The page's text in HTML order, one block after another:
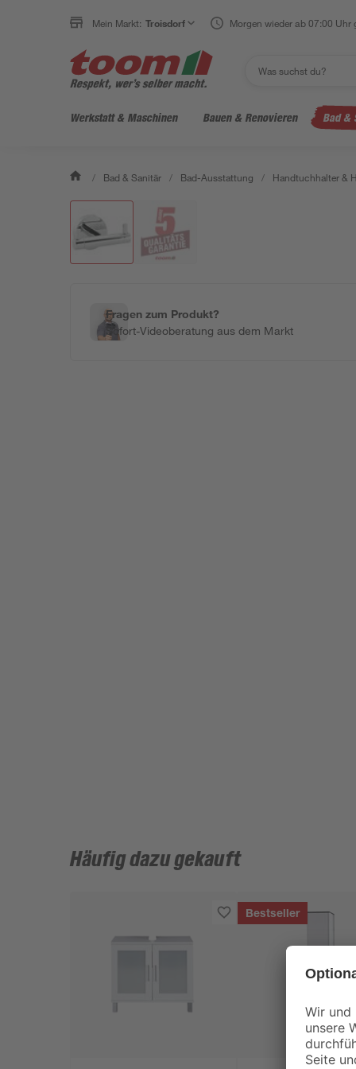
Mein Markt: Troisdorf Morgen wieder ab 07:00 Uhr
Werkstatt & Maschinen Bauen & Renovieren Bad &
/ Bad & Sanitär / Bad-Ausstattung / Handtuchhalter &
Fragen zum Produkt?
Sofort-Videoberatung aus dem Markt
Häufig dazu gekauft
Bestseller